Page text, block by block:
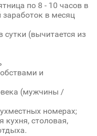
по 8 - 10 часов в
заработок в месяц
(вычитается из
и
(мужчины /
номерах;
кухня, столовая,